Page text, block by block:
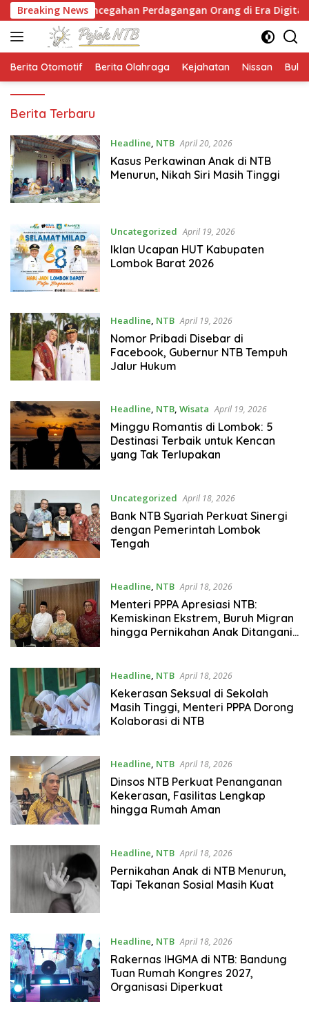
Langsung
ke
konten
Breaking News
Pencegahan Perdagangan Orang di Era Digital
Berita Otomotif Berita Olahraga Kejahatan Nissan
pojokntb.com
Berita Terbaru
Headline, NTB April 20, 2026
Kasus Perkawinan Anak di NTB
Menurun, Nikah Siri Masih Tinggi
Uncategorized April 19, 2026
Iklan Ucapan HUT Kabupaten
Lombok Barat 2026
Headline, NTB April 19, 2026
Nomor Pribadi Disebar di
Facebook, Gubernur NTB Tempuh
Jalur Hukum
Headline, NTB, Wisata April 19, 2026
Minggu Romantis di Lombok: 5
Destinasi Terbaik untuk Kencan
yang Tak Terlupakan
Uncategorized April 18, 2026
Bank NTB Syariah Perkuat Sinergi
dengan Pemerintah Lombok
Tengah
Headline, NTB April 18, 2026
Menteri PPPA Apresiasi NTB:
Kemiskinan Ekstrem, Buruh Migran
hingga Pernikahan Anak Ditangani
Headline, NTB April 18, 2026
Kekerasan Seksual di Sekolah
Masih Tinggi, Menteri PPPA Dorong
Kolaborasi di NTB
Headline, NTB April 18, 2026
Dinsos NTB Perkuat Penanganan
Kekerasan, Fasilitas Lengkap
hingga Rumah Aman
Headline, NTB April 18, 2026
Pernikahan Anak di NTB Menurun,
Tapi Tekanan Sosial Masih Kuat
Headline, NTB April 18, 2026
Rakernas IHGMA di NTB: Bandung
Tuan Rumah Kongres 2027,
Organisasi Diperkuat